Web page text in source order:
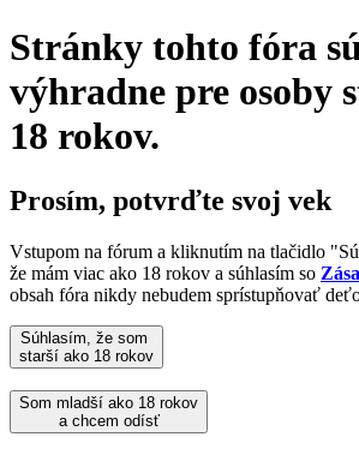
Stránky tohto fóra
výhradne pre osoby
18 rokov.
Prosím, potvrďte svoj vek
Vstupom na fórum a kliknutím na tlačidlo
že mám viac ako 18 rokov a súhlasím so
obsah fóra nikdy nebudem sprístupňovať
Súhlasím, že som
starší ako 18 rokov
Som mladší ako 18 rokov
a chcem odísť